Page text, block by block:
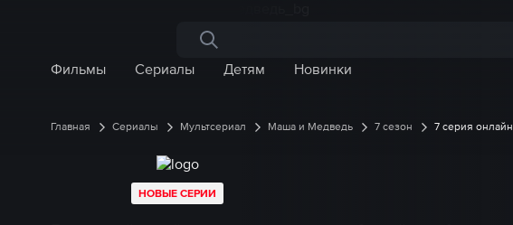
Поиск по сайту
Фильмы
Сериалы Детям Новинки
Главная Сериалы Мультсериал Маша и Медведь 7 сезон 7 серия онлайн
НОВЫЕ СЕРИИ